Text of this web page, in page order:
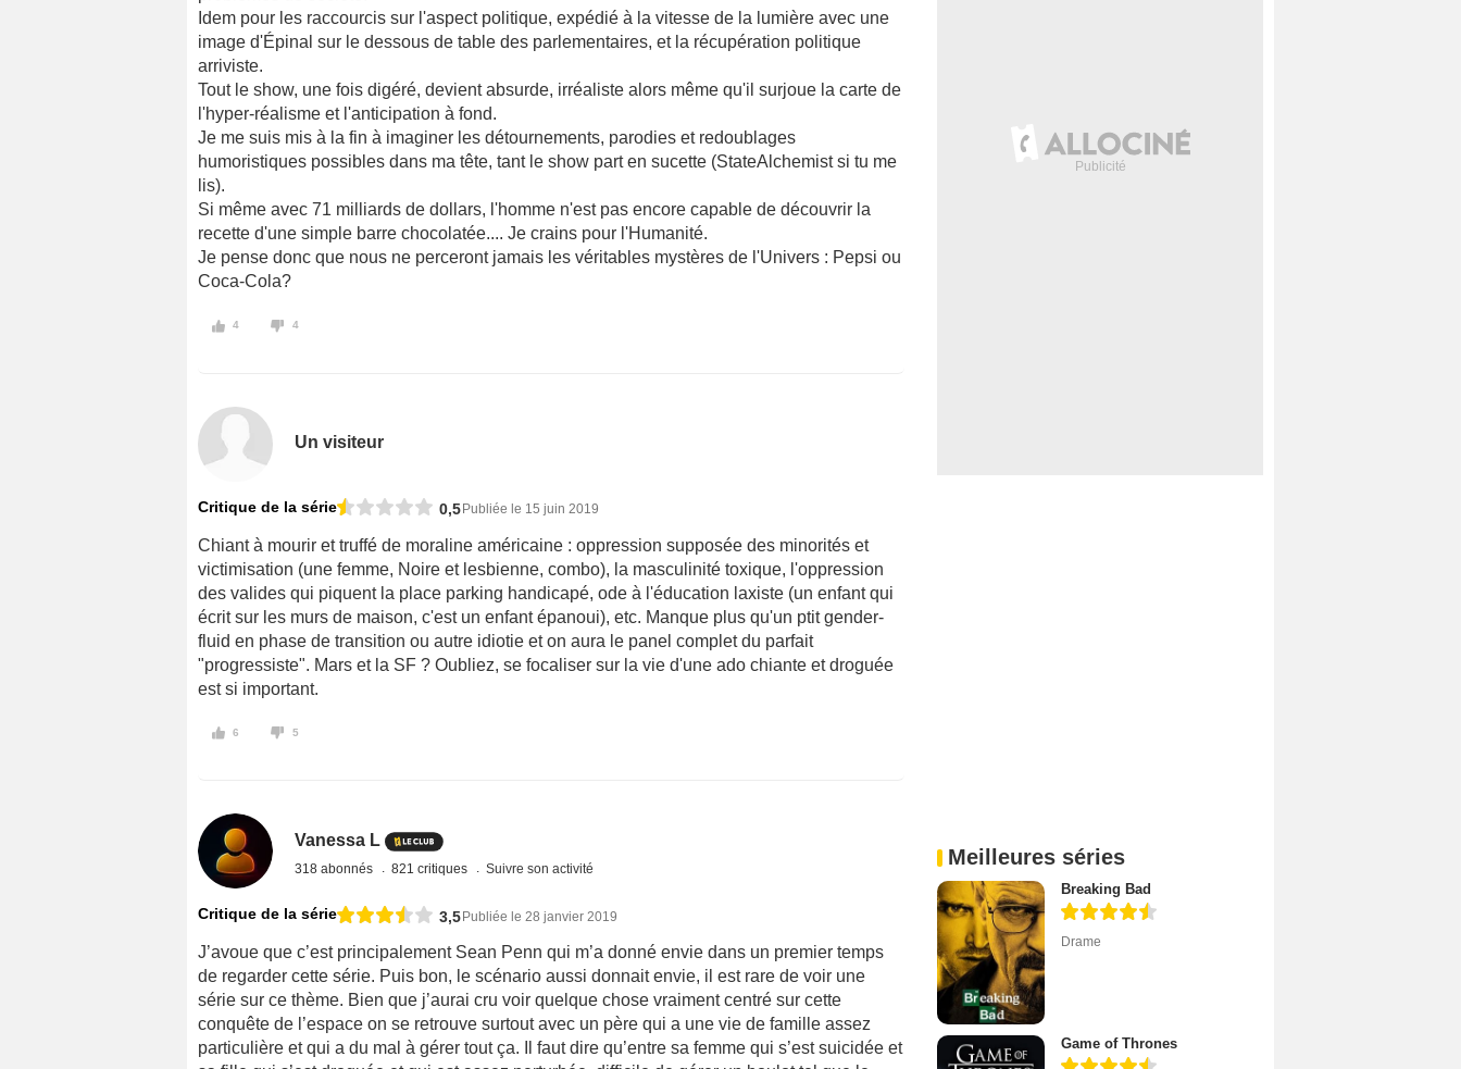
Idem pour les raccourcis sur l'aspect politique, expédié à la vitesse de la lumière avec une
image d'Épinal sur le dessous de table des parlementaires, et la récupération politique
arriviste.
Tout le show, une fois digéré, devient absurde, irréaliste alors même qu'il surjoue la carte de
l'hyper-réalisme et l'anticipation à fond.
Je me suis mis à la fin à imaginer les détournements, parodies et redoublages
humoristiques possibles dans ma tête, tant le show part en sucette (StateAlchemist si tu me
lis).
Si même avec 71 milliards de dollars, l'homme n'est pas encore capable de découvrir la
recette d'une simple barre chocolatée.... Je crains pour l'Humanité.
Je pense donc que nous ne perceront jamais les véritables mystères de l'Univers : Pepsi ou
Coca-Cola?
4 4
Un visiteur
Critique de la série 0,5 Publiée le 15 juin 2019
Chiant à mourir et truffé de moraline américaine : oppression supposée des minorités et
victimisation (une femme, Noire et lesbienne, combo), la masculinité toxique, l'oppression
des valides qui piquent la place parking handicapé, ode à l'éducation laxiste (un enfant qui
écrit sur les murs de maison, c'est un enfant épanoui), etc. Manque plus qu'un ptit gender-
fluid en phase de transition ou autre idiotie et on aura le panel complet du parfait
"progressiste". Mars et la SF ? Oubliez, se focaliser sur la vie d'une ado chiante et droguée
est si important.
6 5
Vanessa L
318 abonnés 821 critiques Suivre son activité
Critique de la série 3,5 Publiée le 28 janvier 2019
J’avoue que c’est principalement Sean Penn qui m’a donné envie dans un premier temps
de regarder cette série. Puis bon, le scénario aussi donnait envie, il est rare de voir une
série sur ce thème. Bien que j’aurai cru voir quelque chose vraiment centré sur cette
conquête de l’espace on se retrouve surtout avec un père qui a une vie de famille assez
particulière et qui a du mal à gérer tout ça. Il faut dire qu’entre sa femme qui s’est suicidée et
Meilleures séries
Breaking Bad
Drame
Game of Thrones